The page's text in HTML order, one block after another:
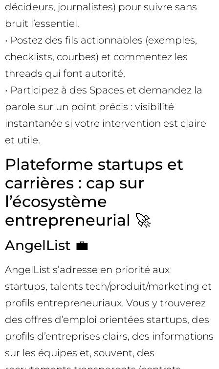
décideurs, journalistes) pour suivre sans
bruit l’essentiel.
• Postez des fils actionnables (exemples,
checklists, courbes) et commentez les
threads qui font autorité.
• Participez à des Spaces et demandez la
parole sur un point précis : visibilité
instantanée si votre intervention est claire
et utile.
Plateforme startups et
carrières : cap sur
l’écosystème
entrepreneurial 🚀
AngelList 💼
AngelList s’adresse en priorité aux
startups, talents tech/produit/marketing et
profils entrepreneuriaux. Vous y trouverez
des offres d’emploi orientées startups, des
profils d’entreprises clairs, des informations
sur les équipes et, souvent, des